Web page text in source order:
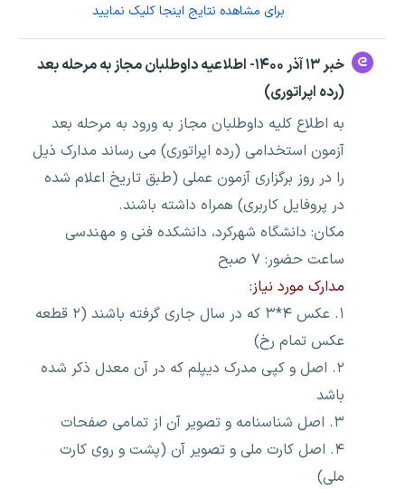
برای مشاهده نتایج اینجا کلیک نمایید
خبر ۱۳ آذر ۱۴۰۰- اطلاعیه داوطلبان مجاز به مرحله بعد
(رده اپراتوری)
به اطلاع کلیه داوطلبان مجاز به ورود به مرحله بعد
آزمون استخدامی (رده اپراتوری) می رساند مدارک ذیل
را در روز برگزاری آزمون عملی (طبق تاریخ اعلام شده
در پروفایل کاربری) همراه داشته باشند.
مکان: دانشگاه شهرکرد، دانشکده فنی و مهندسی
ساعت حضور: ۷ صبح
مدارک مورد نیاز:
۱. عکس ۴*۳ که در سال جاری گرفته باشند (۲ قطعه
عکس تمام رخ)
۲. اصل و کپی مدرک دیپلم که در آن معدل ذکر شده
باشد
۳. اصل شناسنامه و تصویر آن از تمامی صفحات
۴. اصل کارت ملی و تصویر آن (پشت و روی کارت
ملی)